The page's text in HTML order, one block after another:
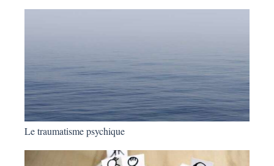
Le traumatisme psychique